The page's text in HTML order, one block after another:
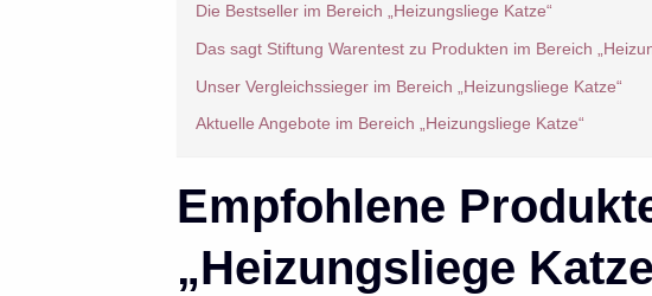
Die Bestseller im Bereich „Heizungsliege Katze“
Das sagt Stiftung Warentest zu Produkten im Bereich
Unser Vergleichssieger im Bereich „Heizungsliege Katze“
Aktuelle Angebote im Bereich „Heizungsliege Katze“
Empfohlene
„Heizungsliege